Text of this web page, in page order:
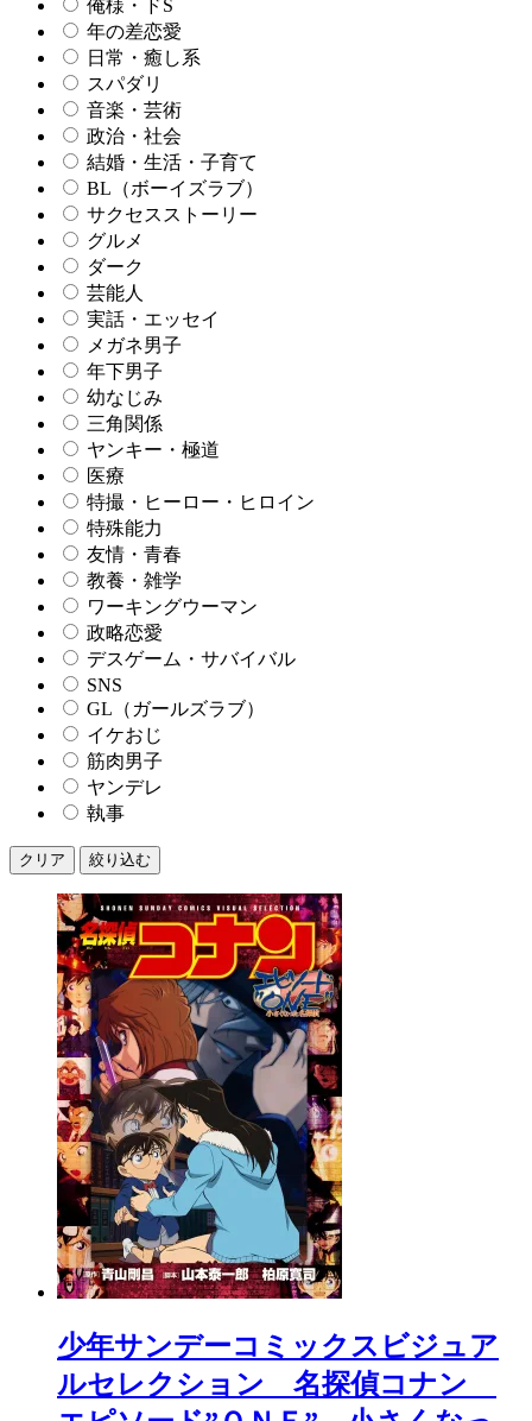
俺様・ドS
年の差恋愛
日常・癒し系
スパダリ
音楽・芸術
政治・社会
結婚・生活・子育て
BL（ボーイズラブ）
サクセスストーリー
グルメ
ダーク
芸能人
実話・エッセイ
メガネ男子
年下男子
幼なじみ
三角関係
ヤンキー・極道
医療
特撮・ヒーロー・ヒロイン
特殊能力
友情・青春
教養・雑学
ワーキングウーマン
政略恋愛
デスゲーム・サバイバル
SNS
GL（ガールズラブ）
イケおじ
筋肉男子
ヤンデレ
執事
クリア 絞り込む
少年サンデーコミックスビジュア
ルセレクション 名探偵コナン